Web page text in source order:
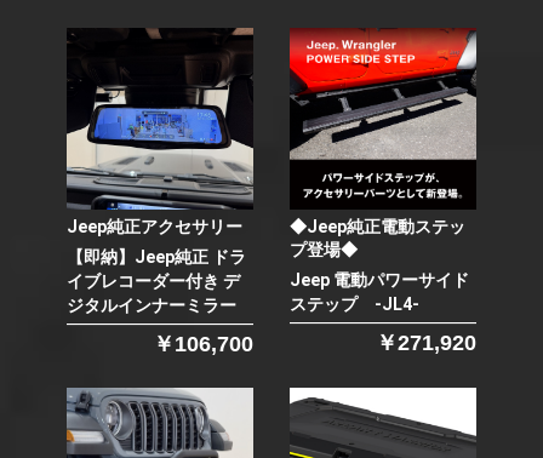
Jeep純正アクセサリー
【即納】Jeep純正 ドラ
イブレコーダー付き デ
ジタルインナーミラー
￥106,700
◆Jeep純正電動ステッ
プ登場◆
Jeep 電動パワーサイド
ステップ -JL4-
￥271,920